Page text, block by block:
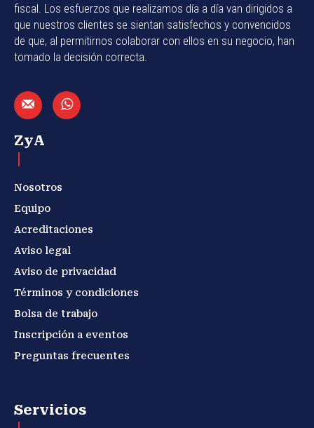
fiscal. Los esfuerzos que realizamos día a día van dirigidos a
que nuestros clientes se sientan satisfechos y convencidos
de que, al permitirnos colaborar con ellos en su negocio, han
tomado la decisión correcta.
ZyA
Nosotros
Equipo
Acreditaciones
Aviso legal
Aviso de privacidad
Términos y condiciones
Bolsa de trabajo
Inscripción a eventos
Preguntas frecuentes
Servicios